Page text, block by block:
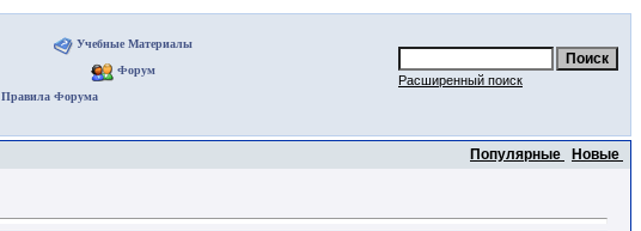
Учебные Материалы
Форум
Правила Форума
Расширенный поиск
Популярные
Новые